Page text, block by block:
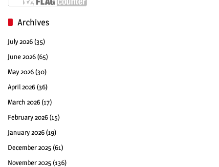
Archives
July 2026 (35)
June 2026 (65)
May 2026 (30)
April 2026 (36)
March 2026 (17)
February 2026 (15)
January 2026 (19)
December 2025 (61)
November 2025 (136)